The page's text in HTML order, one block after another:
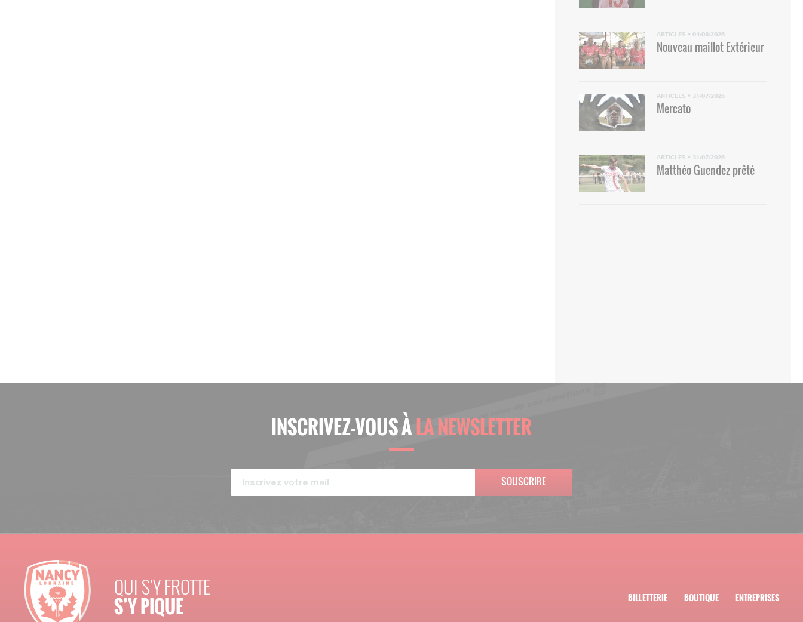
ARTICLES • 04/08/2026
Nouveau maillot Extérieur
ARTICLES • 31/07/2026
Mercato
ARTICLES • 31/07/2026
Matthéo Guendez prêté
INSCRIVEZ-VOUS ÀLA NEWSLETTER
SOUSCRIRE
QUI S'Y FROTTE
S’Y PIQUE BILLETTERIE BOUTIQUE ENTREPRISES